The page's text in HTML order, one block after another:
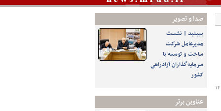
صدا و تصوير
ببینید | نشست
مدیرعامل شرکت
ساخت و توسعه با
سرمایه‌گذاران آزادراهی
کشور
عناوین برتر